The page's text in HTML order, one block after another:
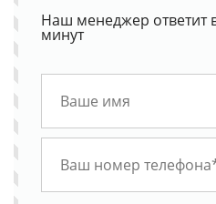
Наш менеджер ответит
минут